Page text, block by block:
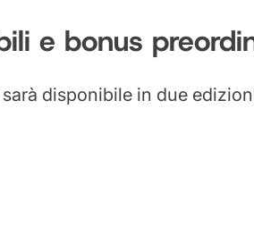
e bonus
sarà disponibile in due